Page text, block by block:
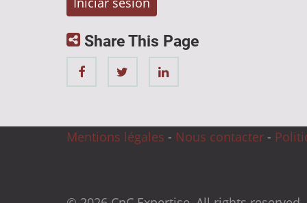
Share This Page
Mentions légales - Nous contacter -